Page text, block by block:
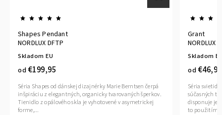
Shapes Pendant
NORDLUX DFTP
Skladom EU
od €199,95
Séria Shapes od dánskej dizajnérky Marie Berntsen čerpá
inšpiráciu z elegantných, organicky tvarovaných šperkov.
Tienidlo z opálového skla je vyhotovené v asymetrickej
forme,...
Grant
NORDLUX
Skladom
od €46,95
Séria
súčasných
disponuje
to použitím